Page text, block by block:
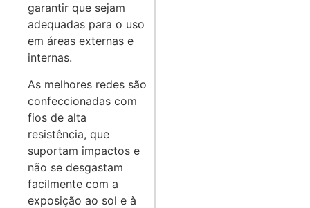
garantir que sejam
adequadas para o uso
em áreas externas e
internas.
As melhores redes são
confeccionadas com
fios de alta
resistência, que
suportam impactos e
não se desgastam
facilmente com a
exposição ao sol e à